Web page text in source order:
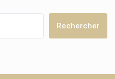
Rechercher